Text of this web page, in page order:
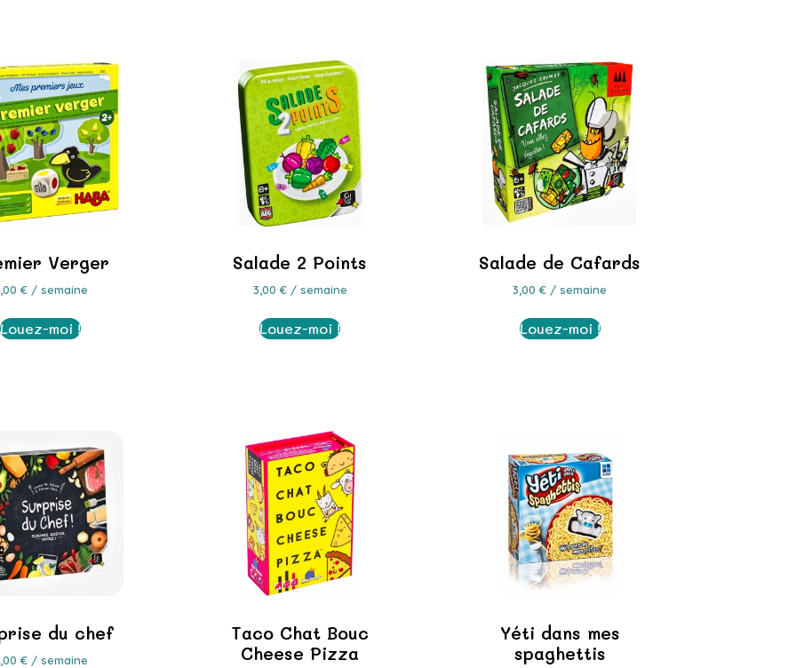
Verger
€/ semaine
Louez-moi !
Salade 2 Points
3,00 €/ semaine
Louez-moi !
Salade de Cafards
3,00€ / semaine
Louez-moi !
du chef
€/ semaine
Taco Chat Bouc
Cheese Pizza
Yéti dans mes
spaghettis